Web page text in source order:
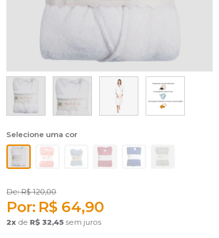
R$ 120,00
R$ 64,90
2x de R$ 32,45 sem juros